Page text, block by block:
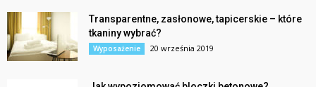
Transparentne, zasłonowe, tapicerskie – które
tkaniny wybrać?
Wyposażenie 20 września 2019